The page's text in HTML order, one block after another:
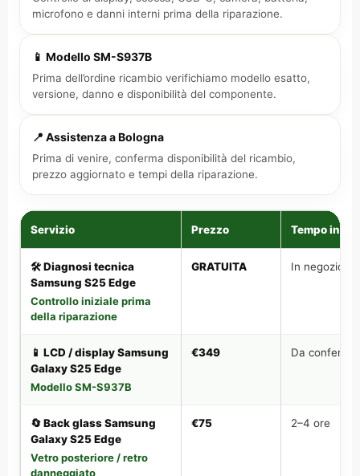
microfono e danni interni prima della riparazione.
📱 Modello SM-S937B
Prima dell’ordine ricambio verifichiamo modello esatto,
versione, danno e disponibilità del componente.
📍 Assistenza a Bologna
Prima di venire, conferma disponibilità del ricambio,
prezzo aggiornato e tempi della riparazione.
Servizio Prezzo Tempo
🛠️ Diagnosi tecnica
Samsung S25 Edge
Controllo iniziale prima
della riparazione
GRATUITA In negozio
📱 LCD / display Samsung
Galaxy S25 Edge
Modello SM-S937B
€349 Da
🔄 Back glass Samsung
Galaxy S25 Edge
Vetro posteriore / retro
danneggiato
€75 2–4 ore